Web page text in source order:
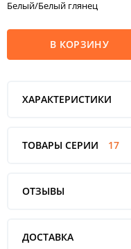
Белый/Белый глянец
В КОРЗИНУ
ХАРАКТЕРИСТИКИ
ТОВАРЫ СЕРИИ 17
ОТЗЫВЫ
ДОСТАВКА